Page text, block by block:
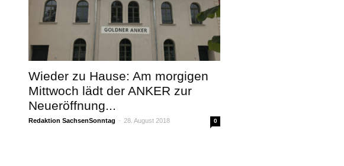
Wieder zu Hause: Am morgigen
Mittwoch lädt der ANKER zur
Neueröffnung...
Redaktion SachsenSonntag - 28. August 2018 0